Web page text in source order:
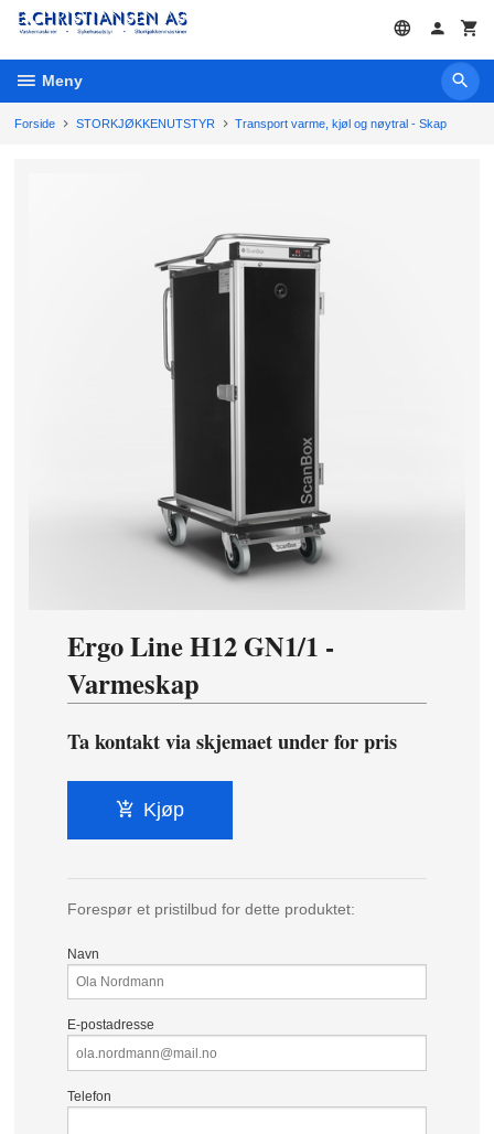
Gå
innholdet
Meny
Forside STORKJØKKENUTSTYR Transport varme, kjøl og nøytral - Skap
Ergo Line H12 GN1/1 -
Varmeskap
Ta kontakt via skjemaet under for pris
Kjøp
Forespør et pristilbud for dette produktet:
Navn
E-postadresse
Telefon